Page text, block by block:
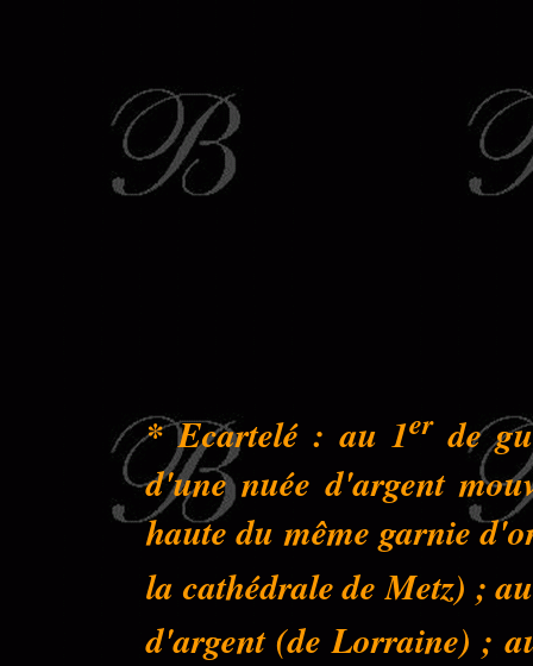
* Ecartelé : au 1erde
d'une nuée d'argent
haute du même garnie
la cathédrale de Metz) ;
d'argent (de Lorraine) ;